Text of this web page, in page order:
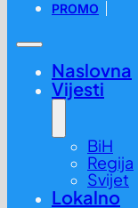
PROMO
Naslovna
Vijesti
BiH
Regija
Svijet
Lokalno